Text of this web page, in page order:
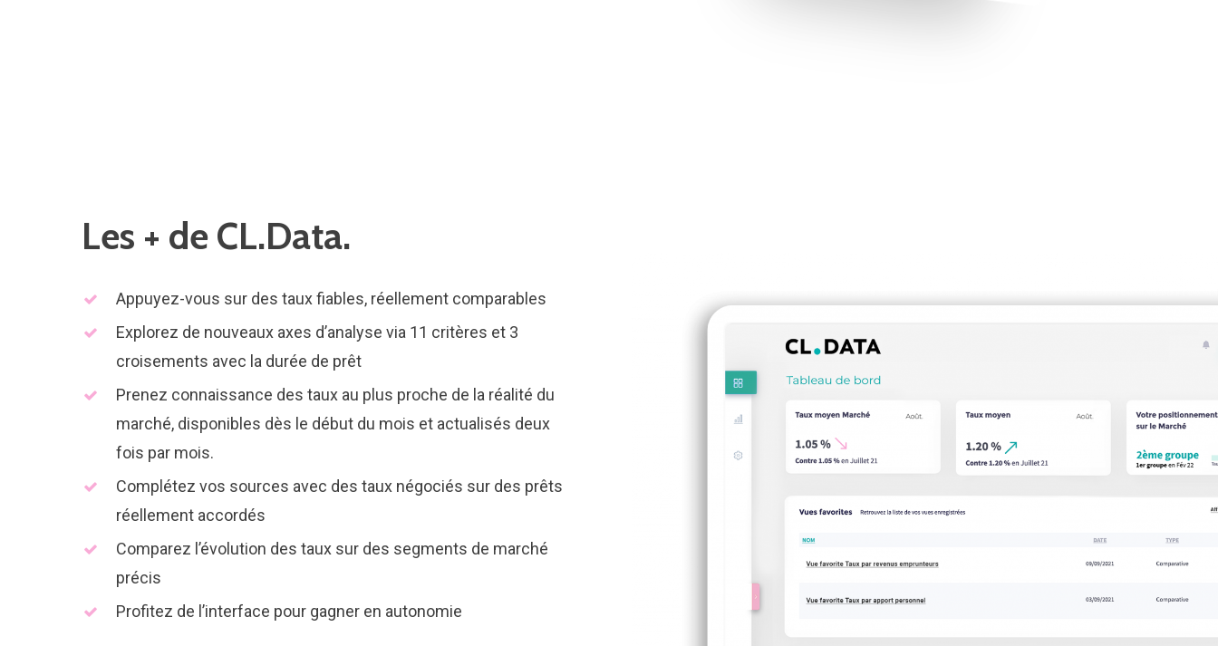
Les + de CL.Data.
Appuyez-vous sur des taux fiables, réellement comparables
Explorez de nouveaux axes d’analyse via 11 critères et 3
croisements avec la durée de prêt
Prenez connaissance des taux au plus proche de la réalité du
marché, disponibles dès le début du mois et actualisés deux
fois par mois.
Complétez vos sources avec des taux négociés sur des prêts
réellement accordés
Comparez l’évolution des taux sur des segments de marché
précis
Profitez de l’interface pour gagner en autonomie